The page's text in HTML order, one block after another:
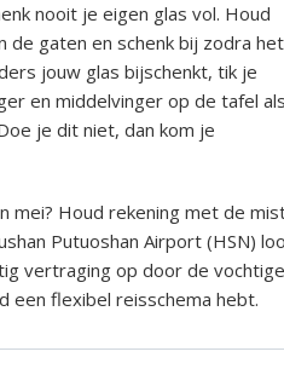
nooit je eigen glas vol. Houd
de gaten en schenk bij zodra het
jouw glas bijschenkt, tik je
en middelvinger op de tafel
je dit niet, dan kom je
mei? Houd rekening met de
Putuoshan Airport (HSN)
vertraging op door de
een flexibel reisschema hebt.